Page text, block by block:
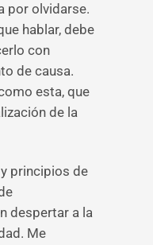
por olvidarse.
hablar, debe
con
de causa.
esta, que
de la
principios de
despertar a la
Me